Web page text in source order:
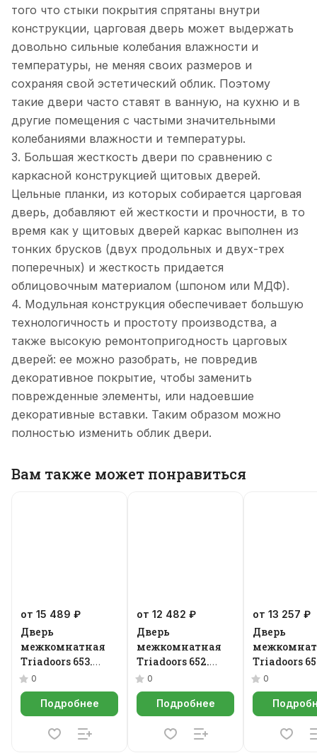
того что стыки покрытия спрятаны внутри
конструкции, царговая дверь может выдержать
довольно сильные колебания влажности и
температуры, не меняя своих размеров и
сохраняя свой эстетический облик. Поэтому
такие двери часто ставят в ванную, на кухню и в
другие помещения с частыми значительными
колебаниями влажности и температуры.
3. Большая жесткость двери по сравнению с
каркасной конструкцией щитовых дверей.
Цельные планки, из которых собирается царговая
дверь, добавляют ей жесткости и прочности, в то
время как у щитовых дверей каркас выполнен из
тонких брусков (двух продольных и двух-трех
поперечных) и жесткость придается
облицовочным материалом (шпоном или МДФ).
4. Модульная конструкция обеспечивает большую
технологичность и простоту производства, а
также высокую ремонтопригодность царговых
дверей: ее можно разобрать, не повредив
декоративное покрытие, чтобы заменить
поврежденные элементы, или надоевшие
декоративные вставки. Таким образом можно
полностью изменить облик двери.
Вам также может понравиться
от 15 489 ₽
Дверь
межкомнатная
Triadoors 653.
Future
0
Подробнее
от 12 482 ₽
Дверь
межкомнатная
Triadoors 652.
Future
0
Подробнее
от 13 257 ₽
Дверь
Triadoors
Future
0